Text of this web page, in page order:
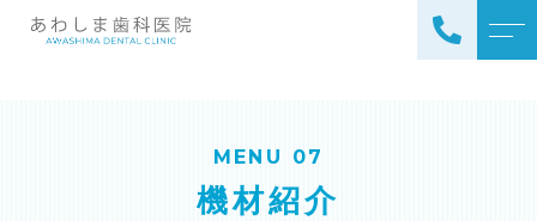
CAD／CAM冠（キャドキャ
MENU 07
機材紹介